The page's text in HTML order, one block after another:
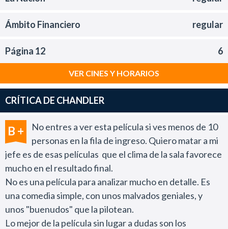
Ámbito Financiero regular
Página 12 6
VER CINES Y HORARIOS
CRÍTICA DE CHANDLER
B +
No entres a ver esta película si ves menos de 10
personas en la fila de ingreso. Quiero matar a mi
jefe es de esas películas que el clima de la sala favorece
mucho en el resultado final.
No es una película para analizar mucho en detalle. Es
una comedia simple, con unos malvados geniales, y
unos "buenudos" que la pilotean.
Lo mejor de la película sin lugar a dudas son los